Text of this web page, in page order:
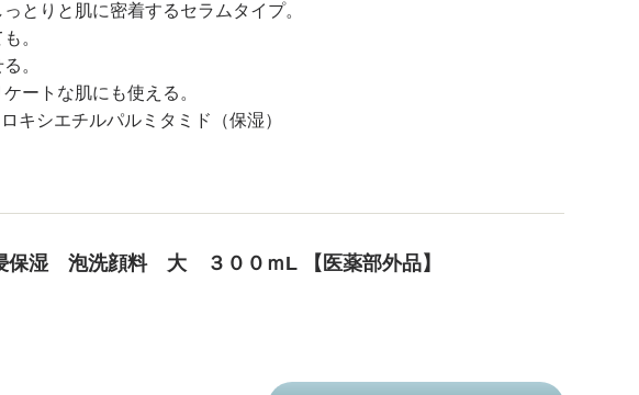
とりと肌に密着するセラムタイプ。
。
。
ートな肌にも使える。
キシエチルパルミタミド（保湿）
保湿 泡洗顔料 大 ３００ｍL 【医薬部外品】